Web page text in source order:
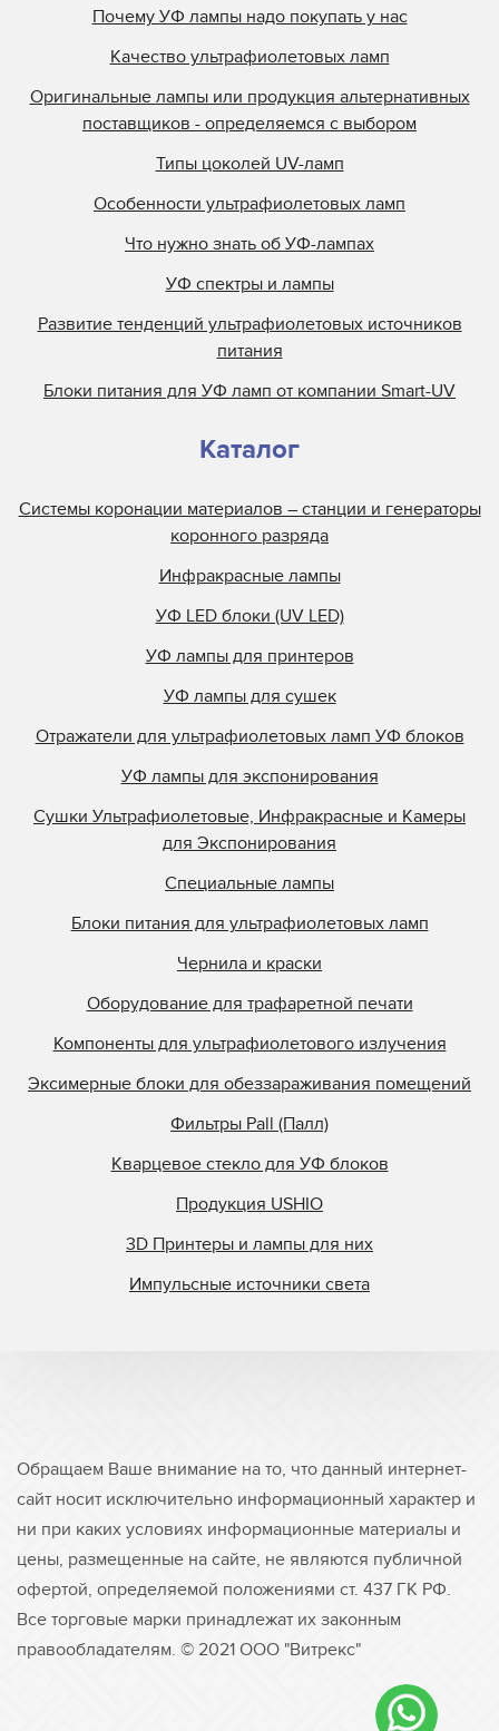
Почему УФ лампы надо покупать у нас
Качество ультрафиолетовых ламп
Оригинальные лампы или продукция альтернативных
поставщиков - определяемся с выбором
Типы цоколей UV-ламп
Особенности ультрафиолетовых ламп
Что нужно знать об УФ-лампах
УФ спектры и лампы
Развитие тенденций ультрафиолетовых источников
питания
Блоки питания для УФ ламп от компании Smart-UV
Каталог
Системы коронации материалов – станции и генераторы
коронного разряда
Инфракрасные лампы
УФ LED блоки (UV LED)
УФ лампы для принтеров
УФ лампы для сушек
Отражатели для ультрафиолетовых ламп УФ блоков
УФ лампы для экспонирования
Сушки Ультрафиолетовые, Инфракрасные и Камеры
для Экспонирования
Специальные лампы
Блоки питания для ультрафиолетовых ламп
Чернила и краски
Оборудование для трафаретной печати
Компоненты для ультрафиолетового излучения
Эксимерные блоки для обеззараживания помещений
Фильтры Pall (Палл)
Кварцевое стекло для УФ блоков
Продукция USHIO
3D Принтеры и лампы для них
Импульсные источники света
Обращаем Ваше внимание на то, что данный интернет-
сайт носит исключительно информационный характер и
ни при каких условиях информационные материалы и
цены, размещенные на сайте, не являются публичной
офертой, определяемой положениями ст. 437 ГК РФ.
Все торговые марки принадлежат их законным
правообладателям. © 2021 ООО "Витрекс"